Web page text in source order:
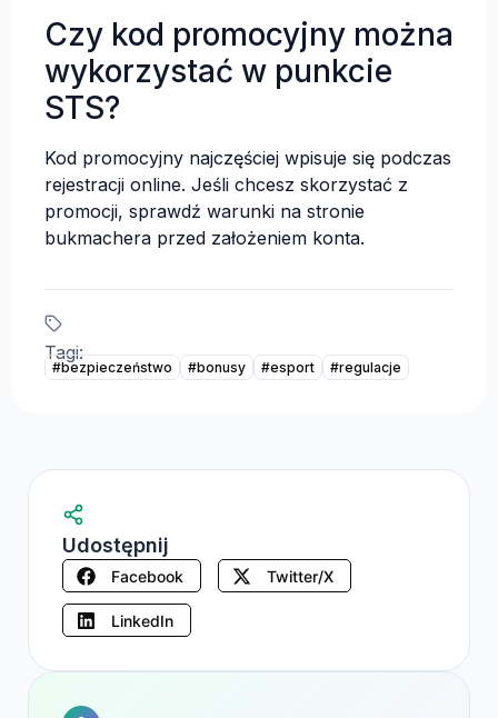
Czy kod promocyjny można
wykorzystać w punkcie
STS?
Kod promocyjny najczęściej wpisuje się podczas
rejestracji online. Jeśli chcesz skorzystać z
promocji, sprawdź warunki na stronie
bukmachera przed założeniem konta.
Tagi:
#bezpieczeństwo #bonusy #esport #regulacje
Udostępnij
Facebook Twitter/X
LinkedIn